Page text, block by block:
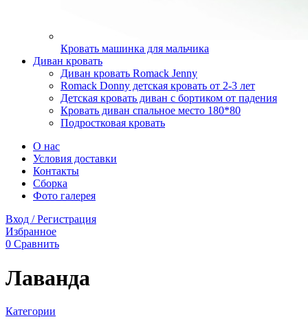
Кровать машинка для мальчика
Диван кровать
Диван кровать Romack Jenny
Romack Donny детская кровать от 2-3 лет
Детская кровать диван с бортиком от падения
Кровать диван спальное место 180*80
Подростковая кровать
О нас
Условия доставки
Контакты
Сборка
Фото галерея
Вход / Регистрация
Избранное
0 Сравнить
Лаванда
Категории